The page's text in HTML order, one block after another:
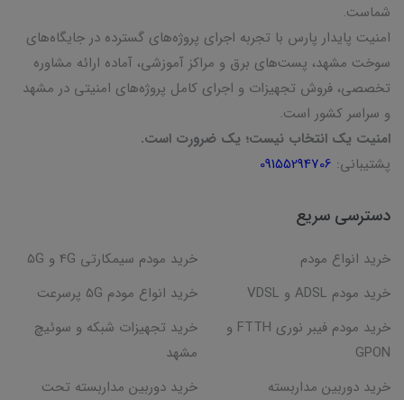
شماست.
امنیت پایدار پارس با تجربه اجرای پروژه‌های گسترده در جایگاه‌های
سوخت مشهد، پست‌های برق و مراکز آموزشی، آماده ارائه مشاوره
تخصصی، فروش تجهیزات و اجرای کامل پروژه‌های امنیتی در مشهد
و سراسر کشور است.
امنیت یک انتخاب نیست؛ یک ضرورت است.
پشتیبانی: 09155294706
دسترسی سریع
خرید انواع مودم
خرید مودم سیمکارتی 4G و 5G
خرید مودم ADSL و VDSL
خرید انواع مودم 5G پرسرعت
خرید مودم فیبر نوری FTTH و
GPON
خرید تجهیزات شبکه و سوئیچ
مشهد
خرید دوربین مداربسته
خرید دوربین مداربسته تحت